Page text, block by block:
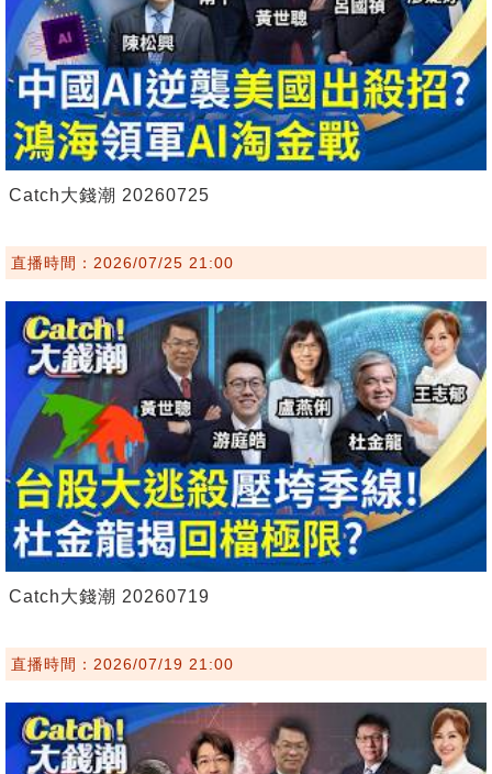
Catch大錢潮 20260725
直播時間：2026/07/25 21:00
Catch大錢潮 20260719
直播時間：2026/07/19 21:00